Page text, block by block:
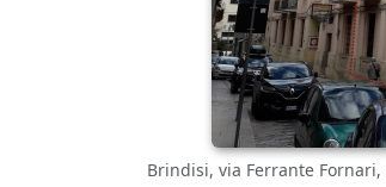
Brindisi, via Ferrante